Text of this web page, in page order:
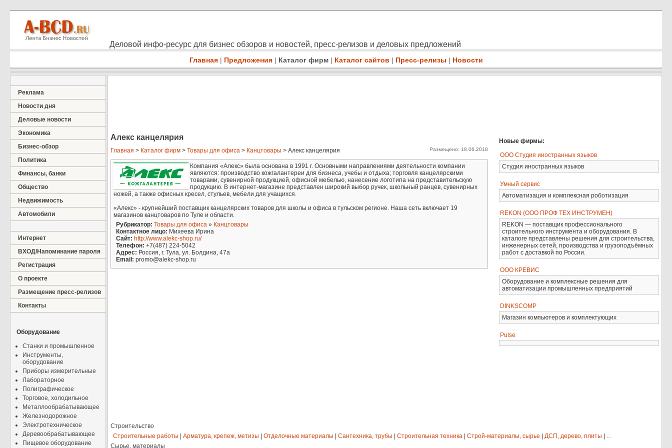
Деловой инфо-ресурс для бизнес обзоров и новостей, пресс-релизов и деловых предложений
Главная | Предложения | Каталог фирм | Каталог сайтов | Пресс-релизы | Новости
Реклама
Новости дня
Деловые новости
Экономика
Бизнес-обзор
Политика
Финансы, банки
Общество
Недвижимость
Автомобили
Интернет
ВХОД/Напоминание пароля
Регистрация
О проекте
Размещение пресс-релизов
Контакты
Оборудование
Станки и промышленное
Инструменты,
оборудование
Приборы измерительные
Лабораторное
Полиграфическое
Торговое, холодильное
Металлообрабатывающее
Железнодорожное
Электротехническое
Деревообрабатывающее
Пищевое оборудование
Алекс канцелярия
Главная > Каталог фирм > Товары для офиса > Канцтовары > Алекс канцелярия Размещено: 18.06.2018
Компания «Алекс» была основана в 1991 г. Основными направлениями деятельности компании
являются: производство кожгалантереи для бизнеса, учебы и отдыха; торговля канцелярскими
товарами, сувенирной продукцией, офисной мебелью, нанесение логотипа на представительскую
продукцию. В интернет-магазине представлен широкий выбор ручек, школьный ранцев, сувенирных
ножей, а также офисных кресел, стульев, мебели для учащихся.
«Алекс» - крупнейший поставщик канцелярских товаров для школы и офиса в тульском регионе. Наша сеть включает 19
магазинов канцтоваров по Туле и области.
Рубрикатор: Товары для офиса » Канцтовары
Контактное лицо: Михеева Ирина
Сайт: http://www.alekc-shop.ru/
Телефон: +7(487) 224-5042
Адрес: Россия, г. Тула, ул. Болдина, 47а
Email: promo@alekc-shop.ru
Новые фирмы:
ООО Студия иностранных языков
Студия иностранных языков
Умный сервис
Автоматизация и комплексная роботизация
REKON (ООО ПРОФ ТЕХ ИНСТРУМЕН)
REKON — поставщик профессионального
строительного инструмента и оборудования. В
каталоге представлены решения для строительства,
инженерных сетей, производства и грузоподъёмных
работ с доставкой по России.
ООО КРЕВИС
Оборудование и комплексные решения для
автоматизации промышленных предприятий
DINKSCOMP
Магазин компьютеров и комплектующих
Pulse
Строительство
Строительные работы
Арматура, крепеж, метизы Отделочные материалы Сантехника, трубы Строительная техника Строй-материалы, сырье ДСП, дерево, плиты
...
Сырье, материалы